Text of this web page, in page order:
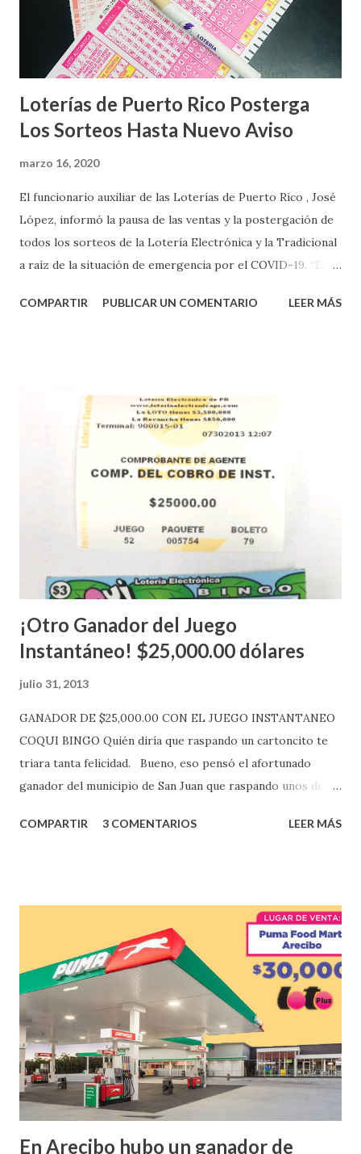
Loterías de Puerto Rico Posterga
Los Sorteos Hasta Nuevo Aviso
marzo 16, 2020
El funcionario auxiliar de las Loterías de Puerto Rico , José
López, informó la pausa de las ventas y la postergación de
todos los sorteos de la Lotería Electrónica y la Tradicional
a raíz de la situación de emergencia por el COVID-19. “En
proteger la salud de nuestros empleados, vendedores y
instantáneos”, indicó López. Sobre el sorteo de Powerball,
López explicó que el mismo se continuará realizando en los
Estados Unidos y los jugadores podrán conocer los
números ganadores del mismo a través de la página
aquellos con jugadas anticipadas de los sorteos locales (
Loto, Revancha, Pega 2, Pega 3 Pega 4 ) se les informará
Mientras, que l...
COMPARTIR PUBLICAR UN COMENTARIO LEER MÁS
¡Otro Ganador del Juego
Instantáneo! $25,000.00 dólares
julio 31, 2013
GANADOR DE $25,000.00 CON EL JUEGO INSTANTANEO
COQUI BINGO Quién diría que raspando un cartoncito te
triara tanta felicidad. Bueno, eso pensó el afortunado
ganador del municipio de San Juan que raspando unos de
obtuvo un premio de $25,000,00 dólares. Este es el anuncio
ganador fue vendido en la farmacia Yarimar de la
Urbanización Las Lomas en el Municipio de San Juan
¡Enhorabuena que lo disfrute!
...
COMPARTIR 3 COMENTARIOS LEER MÁS
En Arecibo hubo un ganador de